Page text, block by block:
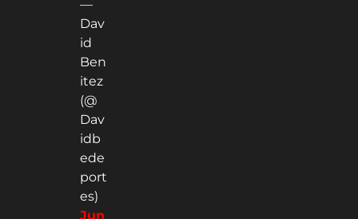
—
Dav
id
Ben
itez
(@
Dav
idb
ede
port
es)
Jun